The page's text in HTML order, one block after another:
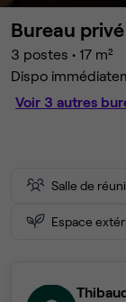
Bureau privé
3 postes • 17 m²
Dispo
Voir 3 autres
Salle de
Espace